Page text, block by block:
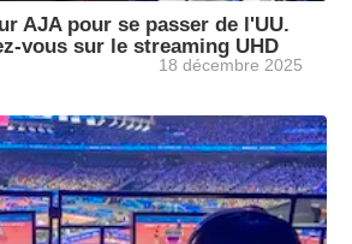
AJA pour se passer de l'UU.
vous sur le streaming UHD
18 décembre 2025